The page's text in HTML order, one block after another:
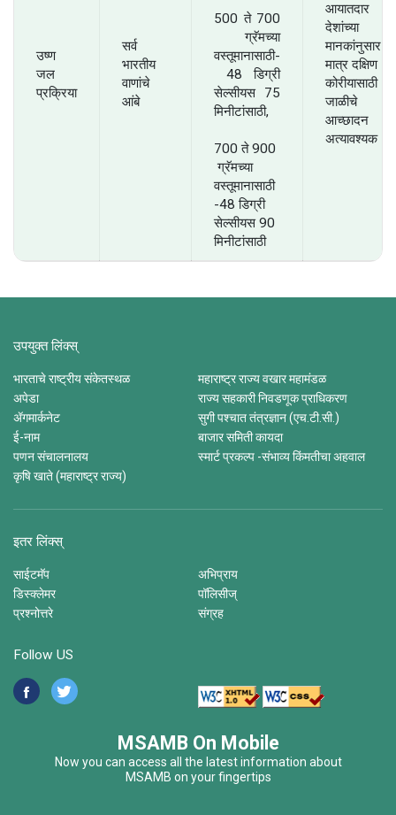
उष्ण
जल
प्रक्रिया
सर्व
भारतीय
वाणांचे
आंबे
500 ते 700
ग्रॅमच्या
वस्तूमानासाठी-
48 डिग्री
सेल्सीयस 75
मिनीटांसाठी,
700 ते 900
ग्रॅमच्या
वस्तूमानासाठी
-48 डिग्री
सेल्सीयस 90
मिनीटांसाठी
आयातदार
देशांच्या
मानकांनुसार
मात्र दक्षिण
कोरीयासाठी
जाळीचे
आच्छादन
अत्यावश्यक
उपयुक्त लिंक्स्
भारताचे राष्ट्रीय संकेतस्थळ
अपेडा
ॲगमार्कनेट
ई-नाम
पणन संचालनालय
कृषि खाते (महाराष्ट्र राज्य)
महाराष्ट्र राज्य वखार महामंडळ
राज्य सहकारी निवडणूक प्राधिकरण
सुगी पश्चात तंत्रज्ञान (एच.टी.सी.)
बाजार समिती कायदा
स्मार्ट प्रकल्प -संभाव्य किंमतीचा अहवाल
इतर लिंक्स्
साईटमॅप
डिस्क्लेमर
प्रश्नोत्तरे
अभिप्राय
पॉलिसीज्
संग्रह
Follow US
MSAMB On Mobile
Now you can access all the latest information about
MSAMB on your fingertips